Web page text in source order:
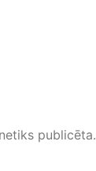
publicēta.